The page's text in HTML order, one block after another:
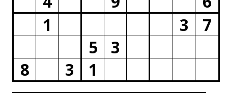
1
3
7
5
3
8
3 1